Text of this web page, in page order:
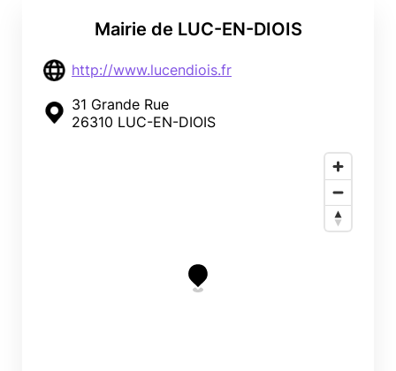
Mairie de LUC-EN-DIOIS
http://www.lucendiois.fr
31 Grande Rue
26310 LUC-EN-DIOIS